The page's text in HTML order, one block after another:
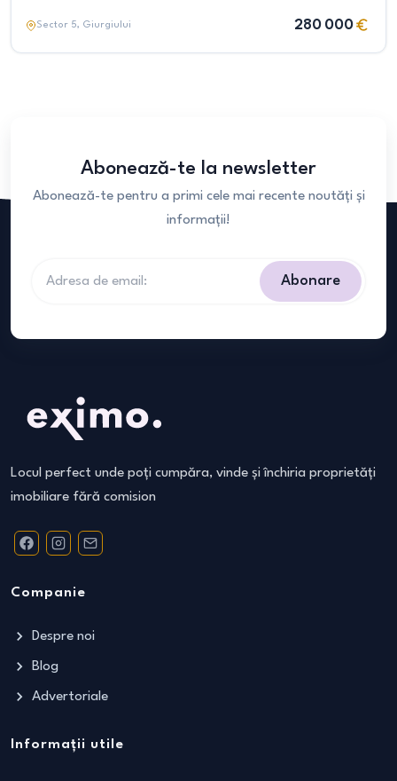
Sector 5, Giurgiului 280 000
Abonează-te la newsletter
Abonează-te pentru a primi cele mai recente noutăți și
informații!
Abonare
Locul perfect unde poți cumpăra, vinde și închiria proprietăți
imobiliare fără comision
Companie
Despre noi
Blog
Advertoriale
Informații utile